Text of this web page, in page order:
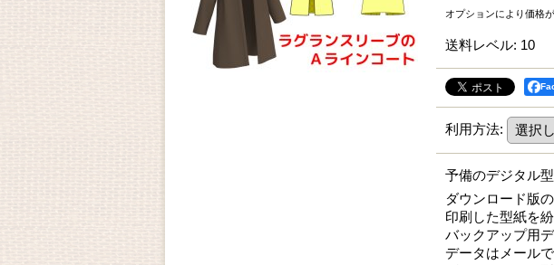
オプションにより価格
送料レベル: 10
利用方法:
予備のデジタル
ダウンロード版
印刷した型紙を
バックアップ用
データはメール